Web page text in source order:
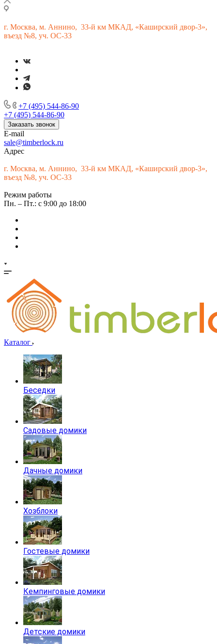
г. Москва, м. Аннино, 33-й км МКАД, «Каширский двор-3»,
въезд №8, уч. ОС-33
+7 (495) 544-86-90
+7 (495) 544-86-90
Заказать звонок
E-mail
sale@timberlock.ru
Адрес
г. Москва, м. Аннино, 33-й км МКАД, «Каширский двор-3»,
въезд №8, уч. ОС-33
Режим работы
Пн. – Пт.: с 9:00 до 18:00
Каталог
Беседки
Садовые домики
Дачные домики
Хозблоки
Гостевые домики
Кемпинговые домики
Детские домики